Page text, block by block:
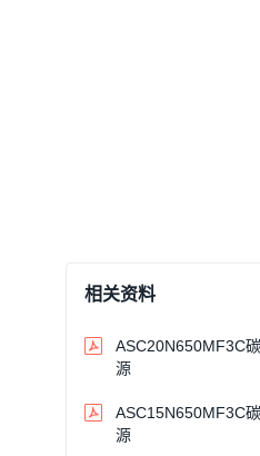
相关资料
ASC20N650MF3C
源
ASC15N650MF3C
源